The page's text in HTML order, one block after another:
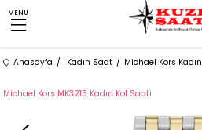
MENU
Anasayfa Kadın Saat Michael Kors Kadın
Michael Kors MK3215 Kadın Kol Saati